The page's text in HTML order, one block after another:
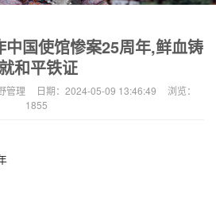
国使馆惨案25周年,鲜血铸
就和平铁证
管理 日期： 2024-05-09 13:46:49
浏览：
1855